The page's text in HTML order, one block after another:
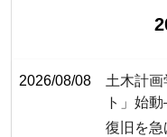
2026/08/08
土木計
ト」始
復旧を急